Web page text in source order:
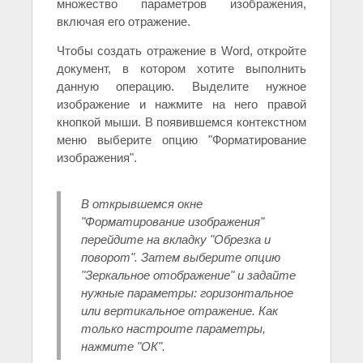
множество параметров изображения,
включая его отражение.
Чтобы создать отражение в Word, откройте
документ, в котором хотите выполнить
данную операцию. Выделите нужное
изображение и нажмите на него правой
кнопкой мыши. В появившемся контекстном
меню выберите опцию "Форматирование
изображения".
В открывшемся окне
"Форматирование изображения"
перейдите на вкладку "Обрезка и
поворот". Затем выберите опцию
"Зеркальное отображение" и задайте
нужные параметры: горизонтальное
или вертикальное отражение. Как
только настроите параметры,
нажмите "ОК".